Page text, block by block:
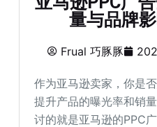
量与品牌
Frual 巧豚豚
作为亚马逊卖家，你是
提升产品的曝光率和销
讨的就是亚马逊的PPC